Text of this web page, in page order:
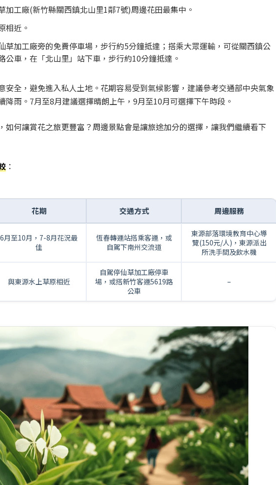
加工廠(新竹縣關西鎮北山里1鄰7號)周邊花田最集中。
相近。
草加工廠旁的免費停車場，步行約5分鐘抵達；搭乘大眾運輸，可從關西鎮公
公車，在「北山里」站下車，步行約10分鐘抵達。
安全，避免進入私人土地。花期容易受到氣候影響，建議參考交通部中央氣象
降雨。7月至8月建議選擇晴朗上午，9月至10月可選擇下午時段。
如何讓賞花之旅更豐富？周邊景點會是讓旅途加分的選擇，讓我們繼續看下
：
花期 交通方式 周邊服務
6月至10月，7-8月花況最
佳
恆春轉運站搭乘客運，或
自駕下南州交流道
東源部落環境教育中心導
覽(150元/人)，東源派出
所洗手間及飲水機
與東源水上草原相近
自駕停仙草加工廠停車
場，或搭新竹客運5619路
公車
–